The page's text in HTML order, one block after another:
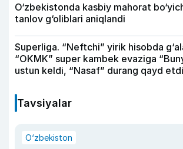
O‘zbekistonda kasbiy mahorat
tanlov g‘oliblari aniqlandi
Superliga. “Neftchi” yirik hisobda
“OKMK” super kambek evaziga
ustun keldi, “Nasaf” durang qayd etdi
Tavsiyalar
O‘zbekiston